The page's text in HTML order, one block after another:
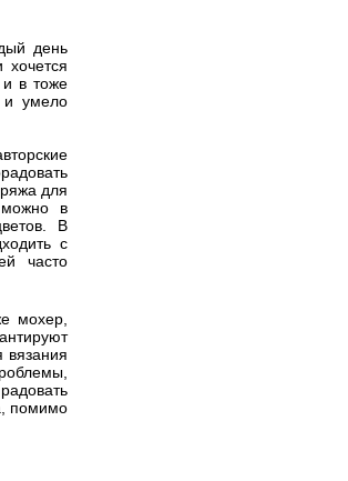
день
и в тоже
и умело
для
можно в
В
с
часто
мохер,
вязания
помимо